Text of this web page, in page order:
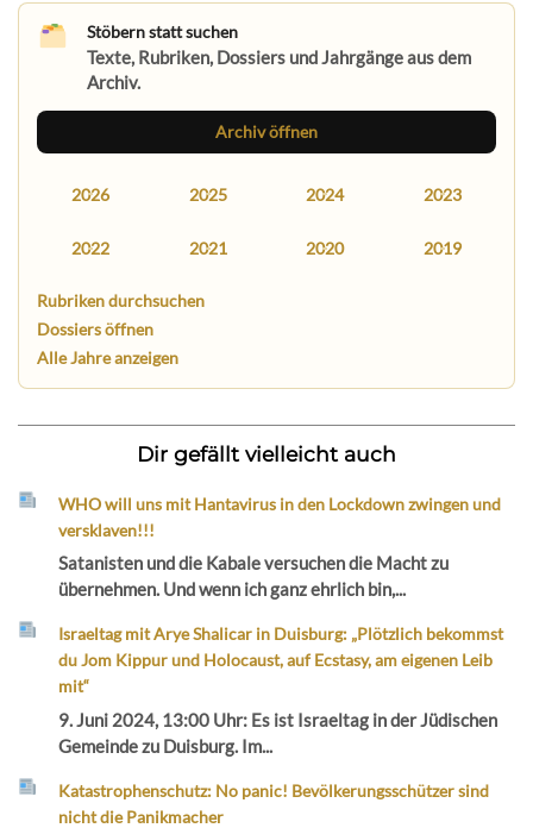
Stöbern statt suchen
Texte, Rubriken, Dossiers und Jahrgänge aus dem
Archiv.
Archiv öffnen
2026 2025 2024 2023
2022 2021 2020 2019
Rubriken durchsuchen
Dossiers öffnen
Alle Jahre anzeigen
Dir gefällt vielleicht auch
WHO will uns mit Hantavirus in den Lockdown zwingen und
versklaven!!!
Satanisten und die Kabale versuchen die Macht zu
übernehmen. Und wenn ich ganz ehrlich bin,...
Israeltag mit Arye Shalicar in Duisburg: „Plötzlich bekommst
du Jom Kippur und Holocaust, auf Ecstasy, am eigenen Leib
mit“
9. Juni 2024, 13:00 Uhr: Es ist Israeltag in der Jüdischen
Gemeinde zu Duisburg. Im...
Katastrophenschutz: No panic! Bevölkerungsschützer sind
nicht die Panikmacher